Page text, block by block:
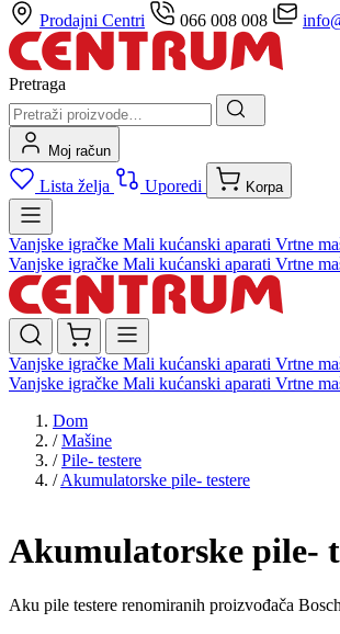
Prodajni Centri
066 008 008
Pretraga
Moj račun
Lista želja Uporedi Korpa
Vanjske igračke Mali kućanski aparati Vrtne
Vanjske igračke Mali kućanski aparati Vrtne
Vanjske igračke Mali kućanski aparati Vrtne
Vanjske igračke Mali kućanski aparati Vrtne
Dom
/ Mašine
/ Pile- testere
/ Akumulatorske pile- testere
Akumulatorske pile-
Aku pile testere renomiranih proizvođača